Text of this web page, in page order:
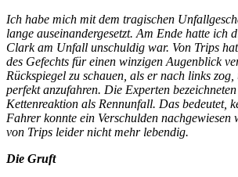
Ich habe mich mit dem tragischen
lange auseinandergesetzt. Am Ende hatte ich
Clark am Unfall unschuldig war. Von Trips
des Gefechts für einen winzigen Augenblick
Rückspiegel zu schauen, als er nach links
perfekt anzufahren. Die Experten
Kettenreaktion als Rennunfall. Das bedeutet,
Fahrer konnte ein Verschulden nachgewiesen
von Trips leider nicht mehr lebendig.
Die Gruft